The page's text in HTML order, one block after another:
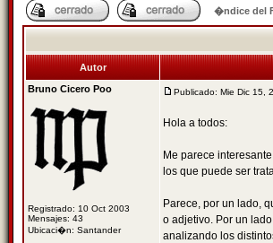
�ndice del
Autor
Bruno Cicero Poo
Registrado: 10 Oct 2003
Mensajes: 43
Ubicaci�n: Santander
Publicado: Mie Dic 15,
Hola a todos:
Me parece
los que puede ser
Parece, por un lado,
o adjetivo. Por un
analizando los